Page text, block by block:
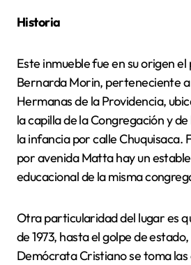
Historia
Este inmueble fue en su origen el
Bernarda Morin, perteneciente
Hermanas de la Providencia,
la capilla de la Congregación y
la infancia por calle Chuquisaca.
por avenida Matta hay un
educacional de la misma
Otra particularidad del lugar es
de 1973, hasta el golpe de
Demócrata Cristiano se toma